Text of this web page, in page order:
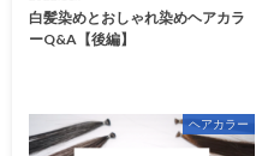
白髪染めとおしゃれ染めヘアカラ
ーQ&A【後編】
ヘアカラー